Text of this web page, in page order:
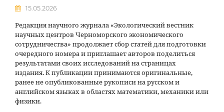
15.05.2026
Редакция научного журнала «Экологический вестник
научных центров Черноморского экономического
сотрудничества» продолжает сбор статей для подготовки
очередного номера и приглашает авторов поделиться
результатами своих исследований на страницах
издания. К публикации принимаются оригинальные,
ранее не опубликованные рукописи на русском и
английском языках в областях математики, механики или
физики.